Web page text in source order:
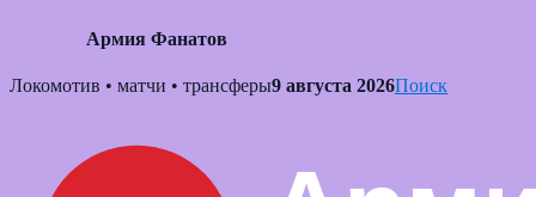
Армия Фанатов
Skip
Локомотив • матчи • трансферы9 августа 2026Поиск